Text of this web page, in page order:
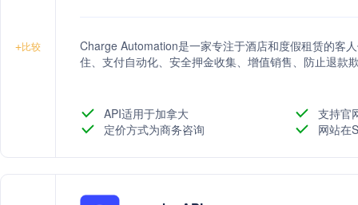
+比较
Charge Automation是一家专注于酒店和度假租赁的客
住、支付自动化、安全押金收集、增值销售、防止退款
API适用于加拿大
支持官
定价方式为商务咨询
网站在